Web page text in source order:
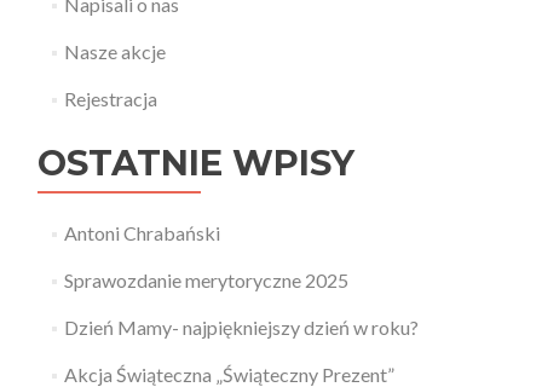
Nasze akcje
Rejestracja
OSTATNIE WPISY
Antoni Chrabański
Sprawozdanie merytoryczne 2025
Dzień Mamy- najpiękniejszy dzień w roku?
Akcja Świąteczna „Świąteczny Prezent”